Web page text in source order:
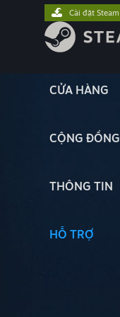
CỬA HÀNG
CỘNG ĐỒNG
THÔNG TIN
HỖ TRỢ
Cài đặt Steam